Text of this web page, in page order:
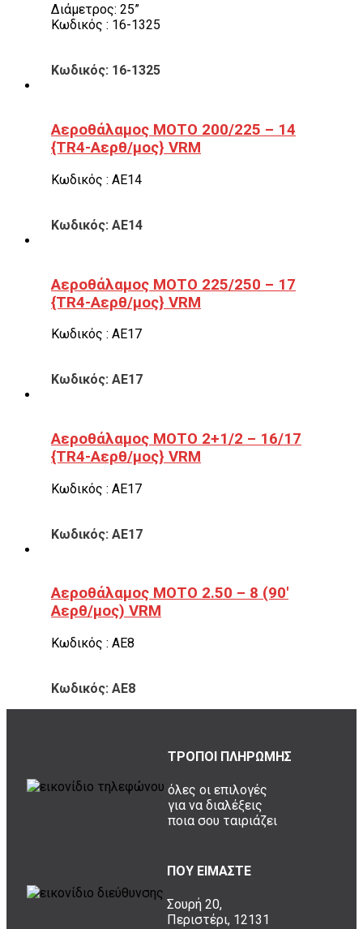
Διάμετρος: 25”
Κωδικός : 16-1325
Κωδικός: 16-1325
Αεροθάλαμος ΜΟΤΟ 200/225 – 14
{TR4-Αερθ/μος} VRM
Κωδικός : ΑΕ14
Κωδικός: ΑΕ14
Αεροθάλαμος ΜΟΤΟ 225/250 – 17
{TR4-Αερθ/μος} VRM
Κωδικός : ΑΕ17
Κωδικός: ΑΕ17
Αεροθάλαμος ΜΟΤΟ 2+1/2 – 16/17
{TR4-Αερθ/μος} VRM
Κωδικός : ΑΕ17
Κωδικός: ΑΕ17
Αεροθάλαμος ΜΟΤΟ 2.50 – 8 (90′
Αερθ/μος) VRM
Κωδικός : ΑΕ8
Κωδικός: ΑΕ8
ΤΡΟΠΟΙ ΠΛΗΡΩΜΗΣ
όλες οι επιλογές
για να διαλέξεις
ποια σου ταιριάζει
ΠΟΥ ΕΙΜΑΣΤΕ
Σουρή 20,
Περιστέρι, 12131